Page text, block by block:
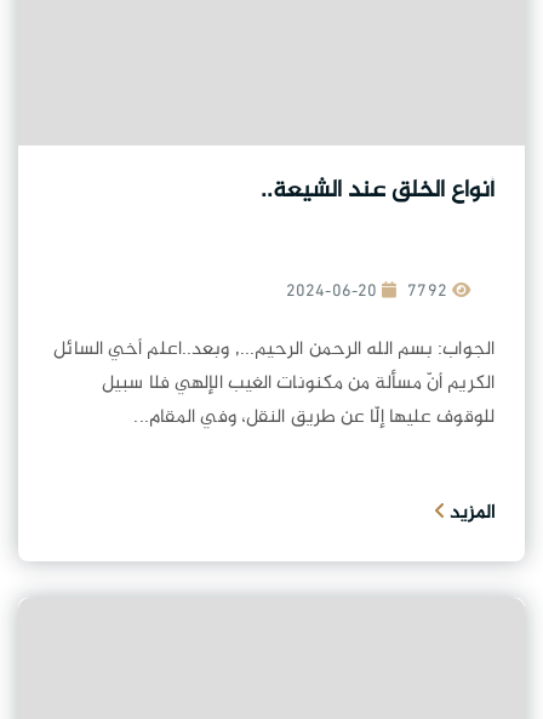
أنواع الخلق عند الشيعة..
2024-06-20
الجواب: بسم الله الرحمن الرحيم..., وبعد..اعلم أخي السائل
الكريم أنّ مسألة من مكنونات الغيب الإلهي فلا سبيل
للوقوف عليها إلّا عن طريق النقل، وفي المقام...
المزيد